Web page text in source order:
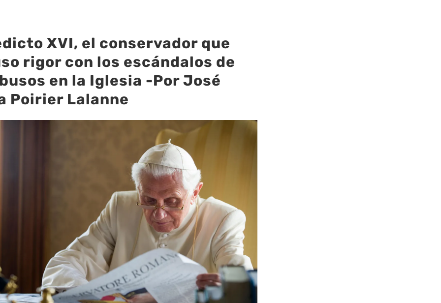
XVI, el conservador que
rigor con los escándalos de
en la Iglesia -Por José
Poirier Lalanne